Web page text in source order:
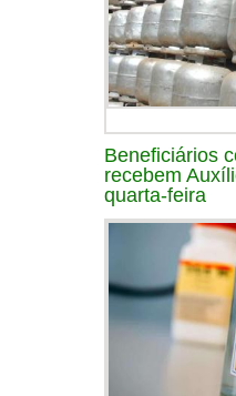
Beneficiários
recebem
quarta-feira